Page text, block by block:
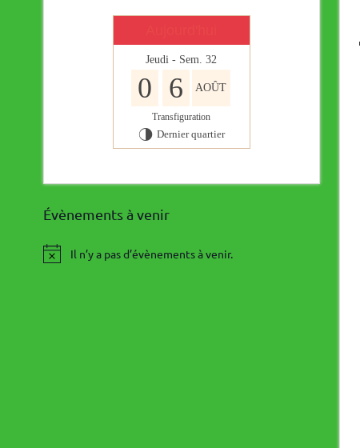
Jeudi - Sem. 32
0 6 AOÛT
Transfiguration
T Dernier quartier
Évènements à venir
Il n’y a pas d’évènements à venir.